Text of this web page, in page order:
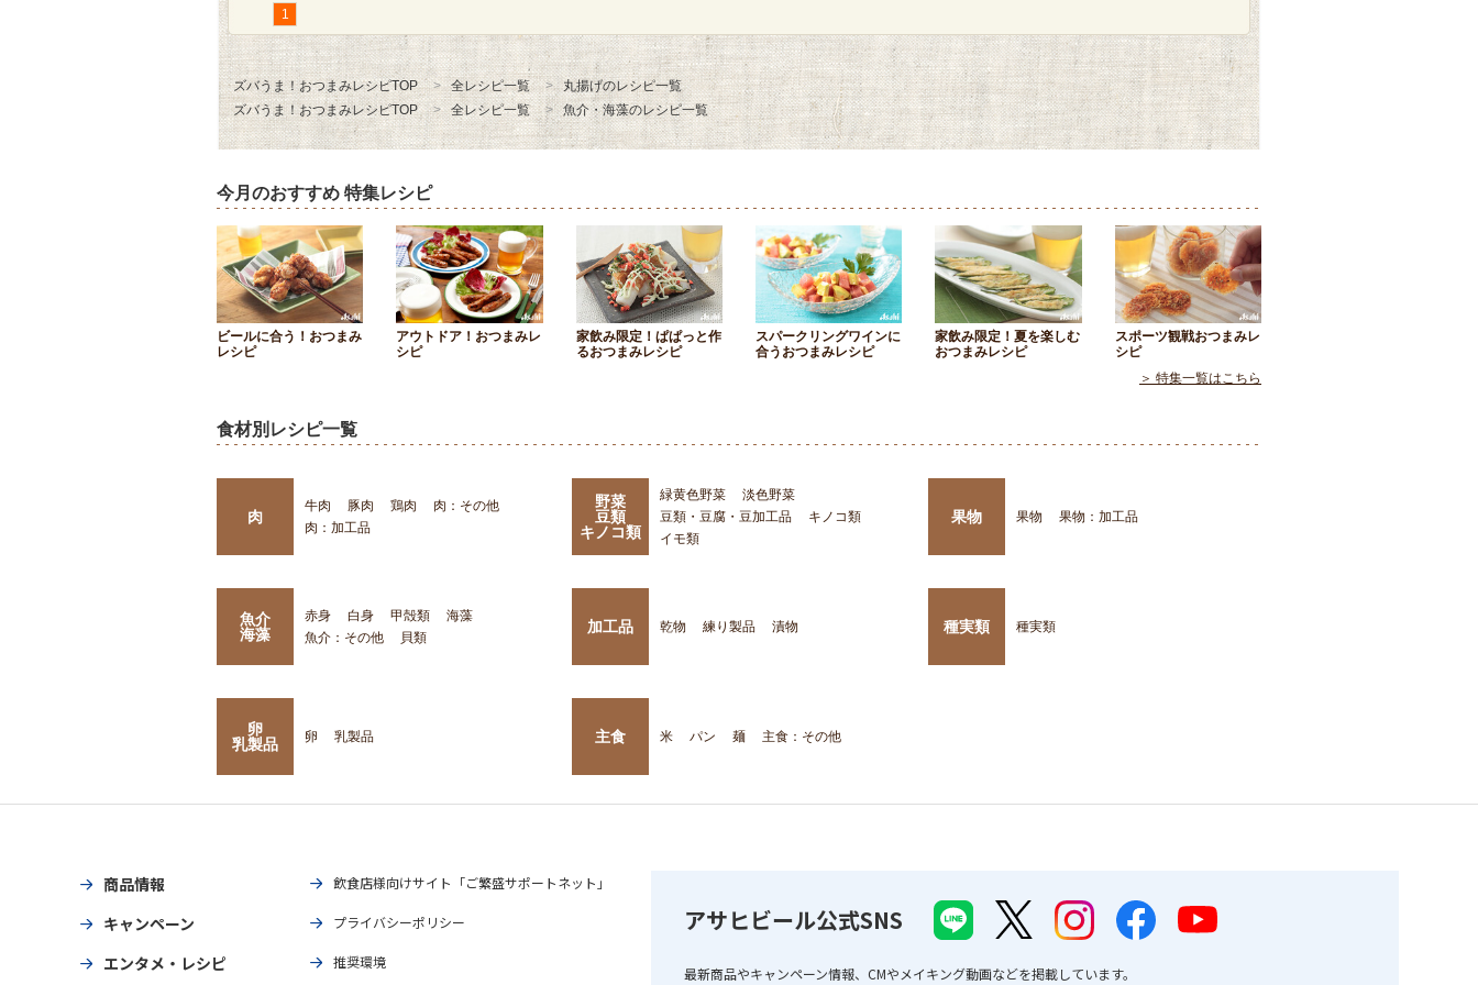
1
ズバうま！おつまみレシピTOP 全レシピ一覧
丸揚げのレシピ一覧
ズバうま！おつまみレシピTOP
全レシピ一覧 魚介・海藻のレシピ一覧
今月のおすすめ 特集レシピ
ビールに合う！おつまみ
レシピ
アウトドア！おつまみレ
シピ
家飲み限定！ぱぱっと作
るおつまみレシピ
スパークリングワインに
合うおつまみレシピ
家飲み限定！夏を楽しむ
おつまみレシピ
スポーツ観戦おつまみレ
シピ
＞ 特集一覧はこちら
食材別レシピ一覧
肉
牛肉 豚肉 鶏肉
肉：その他
肉：加工品
野菜
豆類
キノコ類
緑黄色野菜
淡色野菜
豆類・豆腐・豆加工品
キノコ類
イモ類
果物 果物 果物：加工品
魚介
海藻
赤身 白身 甲殻類
海藻
魚介：その他
貝類
加工品 乾物 練り製品 漬物 種実類 種実類
卵
乳製品
卵 乳製品 主食 米 パン 麺 主食：その他
商品情報
キャンペーン
エンタメ・レシピ
飲食店様向けサイト「ご繁盛サポートネット」
プライバシーポリシー
推奨環境
アサヒビール公式SNS
最新商品やキャンペーン情報、CMやメイキング動画などを掲載しています。